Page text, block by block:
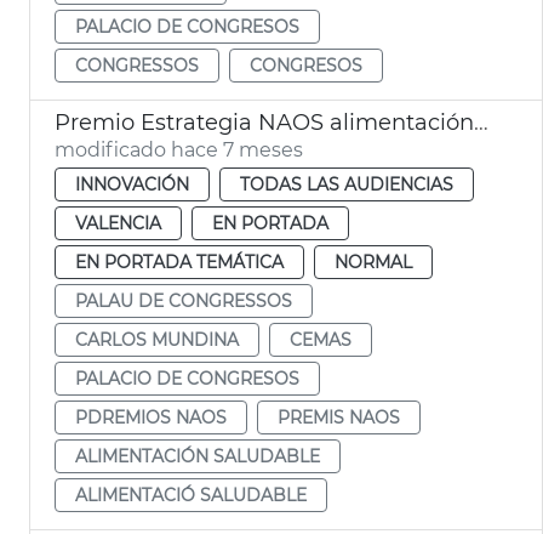
PALACIO DE CONGRESOS
CONGRESSOS
CONGRESOS
Premio Estrategia NAOS alimentación saludable CEMAS València
modificado hace 7 meses
INNOVACIÓN
TODAS LAS AUDIENCIAS
VALENCIA
EN PORTADA
EN PORTADA TEMÁTICA
NORMAL
PALAU DE CONGRESSOS
CARLOS MUNDINA
CEMAS
PALACIO DE CONGRESOS
PDREMIOS NAOS
PREMIS NAOS
ALIMENTACIÓN SALUDABLE
ALIMENTACIÓ SALUDABLE